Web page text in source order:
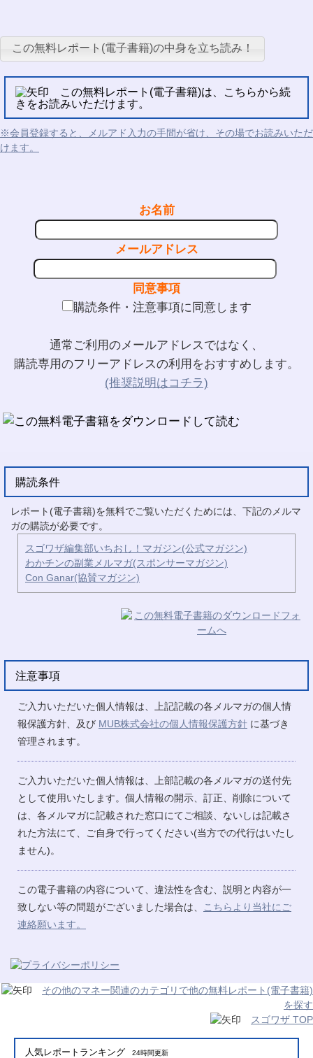
この無料レポート(電子書籍)の中身を立ち読み！
この無料レポート(電子書籍)は、こちらから続
きをお読みいただけます。
※会員登録すると、メルアド入力の手間が省け、その場でお読みいただ
けます。
お名前
メールアドレス
同意事項
購読条件・注意事項に同意します
通常ご利用のメールアドレスではなく、
購読専用のフリーアドレスの利用をおすすめします。
(推奨説明はコチラ)
購読条件
レポート(電子書籍)を無料でご覧いただくためには、下記のメルマ
ガの購読が必要です。
スゴワザ編集部いちおし！マガジン(公式マガジン)
わかチンの副業メルマガ(スポンサーマガジン)
Con Ganar(協賛マガジン)
注意事項
ご入力いただいた個人情報は、上記記載の各メルマガの個人情
報保護方針、及び MUB株式会社の個人情報保護方針 に基づき
管理されます。
ご入力いただいた個人情報は、上部記載の各メルマガの送付先
として使用いたします。個人情報の開示、訂正、削除について
は、各メルマガに記載された窓口にてご相談、ないしは記載さ
れた方法にて、ご自身で行ってください(当方での代行はいたし
ません)。
この電子書籍の内容について、違法性を含む、説明と内容が一
致しない等の問題がございました場合は、
こちらより当社にご
連絡願います。
その他のマネー関連のカテゴリで他の無料レポート(電子書籍)
を探す
スゴワザ TOP
人気レポートランキング 24時間更新